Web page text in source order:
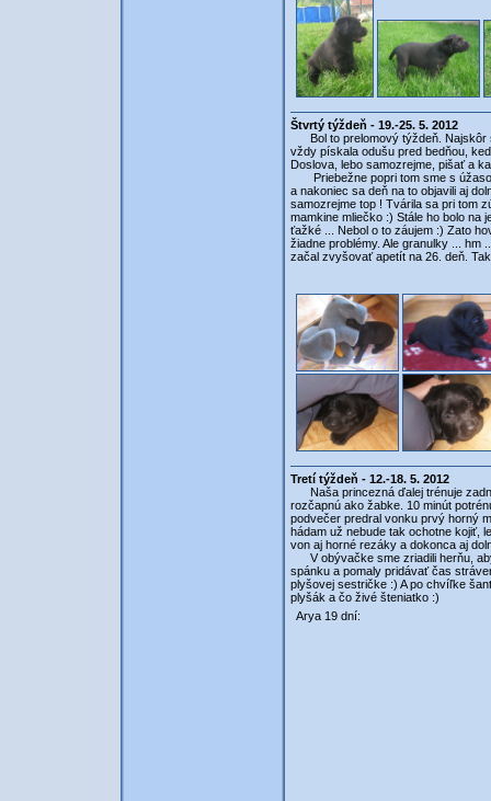
Štvrtý týždeň - 19.-25. 5. 2012
Bol to prelomový týždeň. Najskôr
vždy pískala odušu pred bedňou,
Doslova, lebo samozrejme, pišať a
Priebežne popri tom sme s
a nakoniec sa deň na to objavili aj
samozrejme top ! Tvárila sa pri tom
mamkine mliečko :) Stále ho bolo na
ťažké ... Nebol o to záujem :) Zato
žiadne problémy. Ale granulky ... hm
začal zvyšovať apetít na 26. deň.
Tretí týždeň - 12.-18. 5. 2012
Naša princezná ďalej trénuje
rozčapnú ako žabke. 10 minút
podvečer predral vonku prvý horný
hádam už nebude tak ochotne kojiť,
von aj horné rezáky a dokonca aj
V obývačke sme zriadili herňu,
spánku a pomaly pridávať čas
plyšovej sestričke :) A po chvíľke
plyšák a čo živé šteniatko :)
Arya 19 dní: